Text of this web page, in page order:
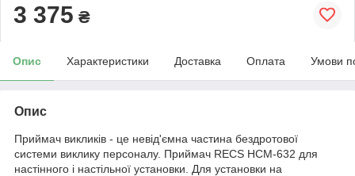
3 375 ₴
Опис Характеристики Доставка Оплата Умови
Опис
Приймач викликів - це невід'ємна частина бездротової
системи виклику персоналу. Приймач RECS HCM-632 для
настінного і настільної установки. Для установки на